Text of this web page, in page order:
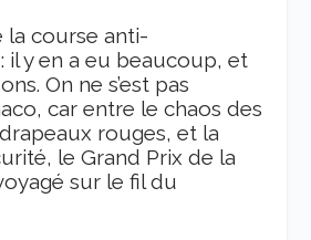
la course anti-
il y en a eu beaucoup, et
On ne s’est pas
car entre le chaos des
rouges, et la
le Grand Prix de la
sur le fil du